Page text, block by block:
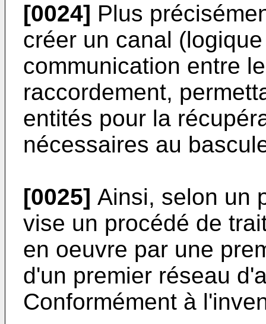
[0024] Plus
créer un canal
communication entre
raccordement,
entités pour la
nécessaires au
[0025] Ainsi, selon un
vise un procédé de
en oeuvre par une
d'un premier réseau
Conformément à